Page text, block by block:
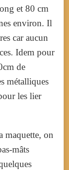
et 80 cm
environ. Il
car aucun
Idem pour
de
métalliques
les lier
maquette, on
mâts